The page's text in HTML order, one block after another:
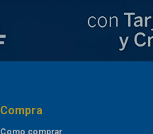
Compra
Como comprar